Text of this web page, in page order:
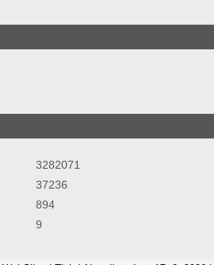
9
3282071
37236
894